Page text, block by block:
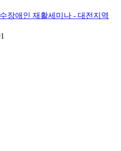
장애인 재활세미나 - 대전지역